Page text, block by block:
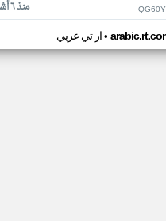
منذ ٦ أشهر
ار تي عربي•